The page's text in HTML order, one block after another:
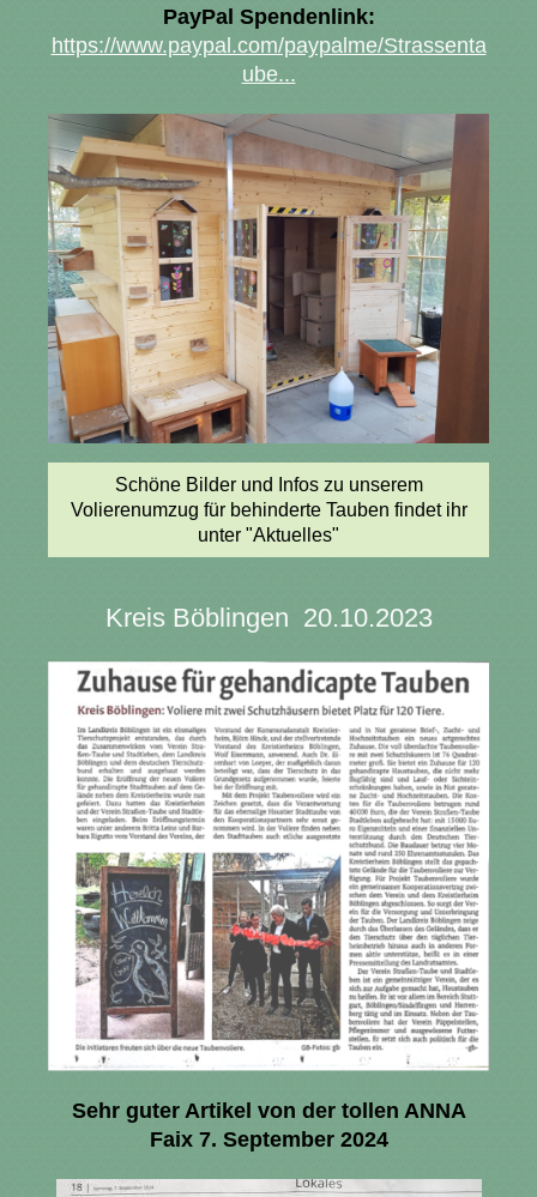
PayPal Spendenlink:
https://www.paypal.com/paypalme/Strassenta
ube...
Schöne Bilder und Infos zu unserem
Volierenumzug für behinderte Tauben findet ihr
unter "Aktuelles"
Kreis Böblingen 20.10.2023
Sehr guter Artikel von der tollen ANNA
Faix 7. September 2024